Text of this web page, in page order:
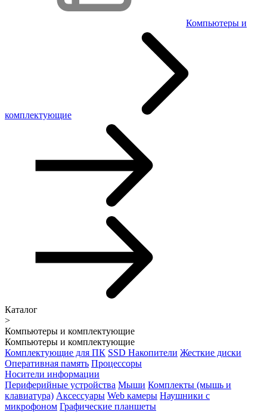
Компьютеры и
комплектующие
Каталог
>
Компьютеры и комплектующие
Компьютеры и комплектующие
Комплектующие для ПК SSD Накопители Жесткие диски
Оперативная память Процессоры
Носители информации
Периферийные устройства Мыши Комплекты (мышь и
клавиатура) Аксессуары Web камеры Наушники с
микрофоном Графические планшеты